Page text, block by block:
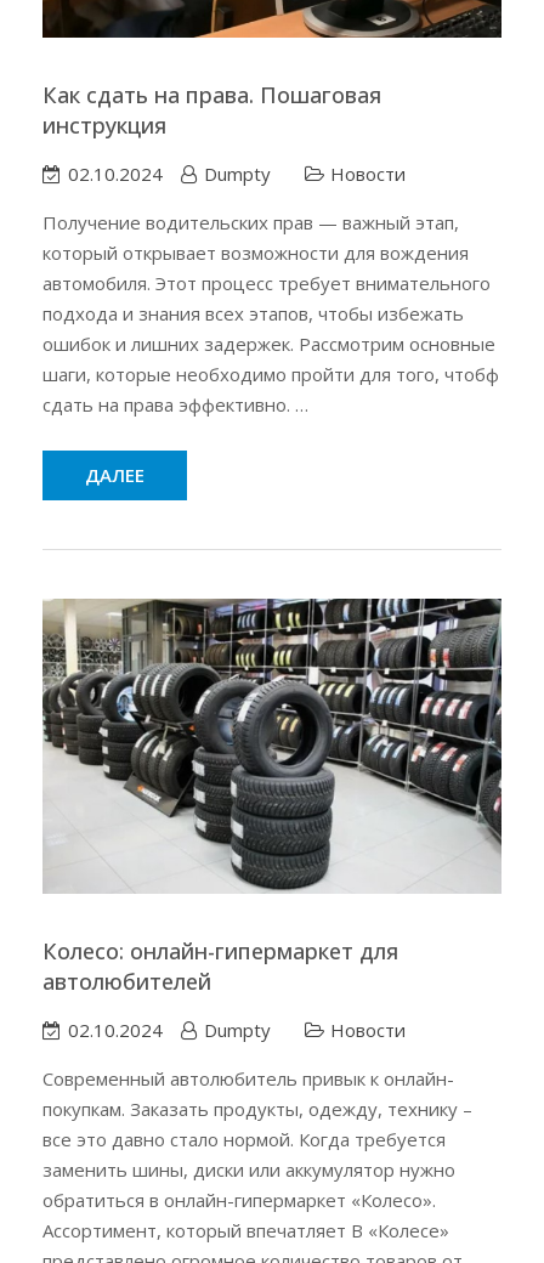
Как сдать на права. Пошаговая
инструкция
02.10.2024 Dumpty
Новости
Получение водительских прав — важный этап,
который открывает возможности для вождения
автомобиля. Этот процесс требует внимательного
подхода и знания всех этапов, чтобы избежать
ошибок и лишних задержек. Рассмотрим основные
шаги, которые необходимо пройти для того, чтобф
сдать на права эффективно. …
ДАЛЕЕ
Колесо: онлайн-гипермаркет для
автолюбителей
02.10.2024 Dumpty
Новости
Современный автолюбитель привык к онлайн-
покупкам. Заказать продукты, одежду, технику –
все это давно стало нормой. Когда требуется
заменить шины, диски или аккумулятор нужно
обратиться в онлайн-гипермаркет «Колесо».
Ассортимент, который впечатляет В «Колесе»